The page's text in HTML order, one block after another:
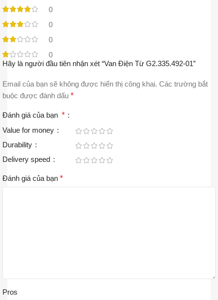
0
0
0
0
Hãy là người đầu tiên nhận xét “Van Điện Từ G2.335.492-01”
Email của bạn sẽ không được hiển thị công khai. Các trường bắt
buộc được đánh dấu *
Đánh giá của bạn *
Value for money
Durability
Delivery speed
Đánh giá của bạn *
Pros